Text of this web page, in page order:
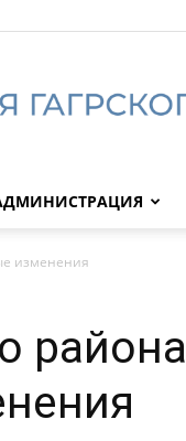
Гагрского
изменения
района